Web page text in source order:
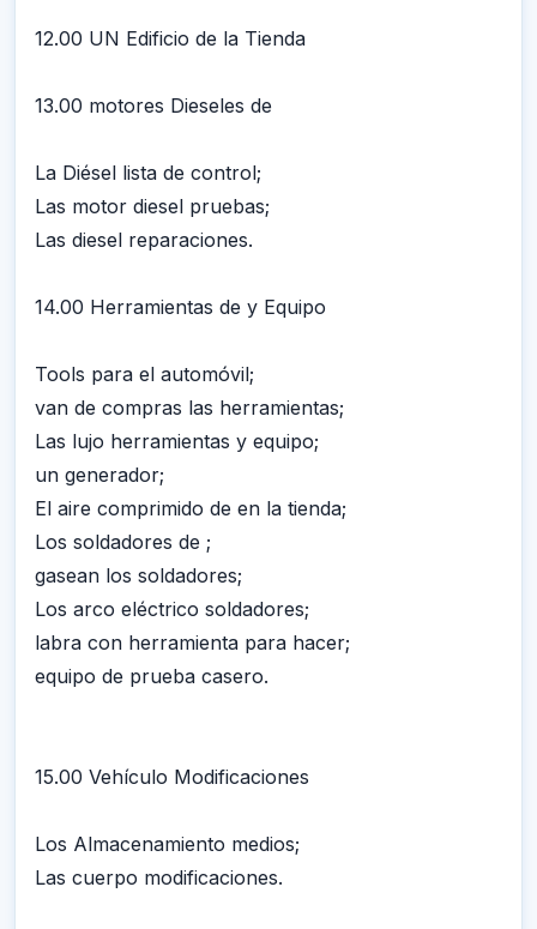
12.00 UN Edificio de la Tienda
13.00 motores Dieseles de
La Diésel lista de control;
Las motor diesel pruebas;
Las diesel reparaciones.
14.00 Herramientas de y Equipo
Tools para el automóvil;
van de compras las herramientas;
Las lujo herramientas y equipo;
un generador;
El aire comprimido de en la tienda;
Los soldadores de ;
gasean los soldadores;
Los arco eléctrico soldadores;
labra con herramienta para hacer;
equipo de prueba casero.
15.00 Vehículo Modificaciones
Los Almacenamiento medios;
Las cuerpo modificaciones.